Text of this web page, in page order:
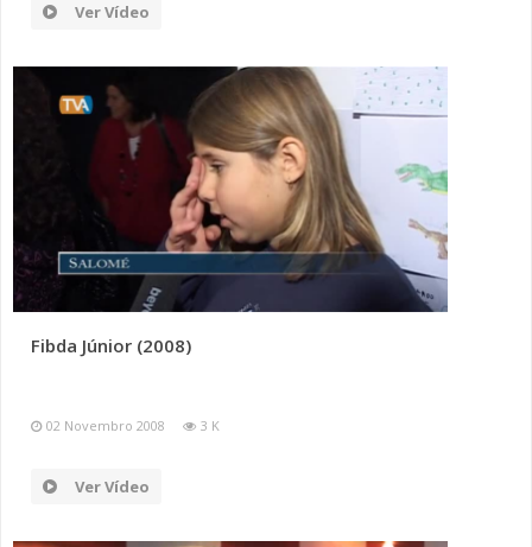
Ver Vídeo
Fibda Júnior (2008)
02 Novembro 2008 3 K
Ver Vídeo